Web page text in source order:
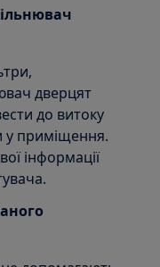
дверцят
до витоку
у приміщення.
інформації